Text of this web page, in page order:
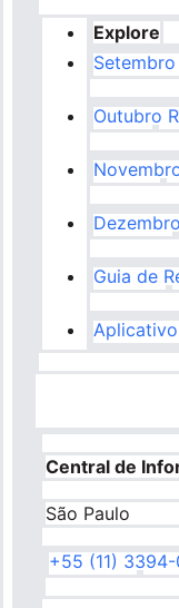
Explore
Outubro
Guia de
Central de
São Paulo
+55 (11)